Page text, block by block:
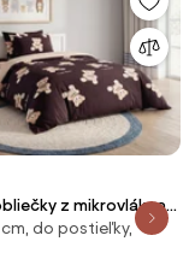
z mikrovlákna
farebné Rozmer
do postieľky,